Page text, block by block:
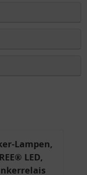
Lampen,
LED,